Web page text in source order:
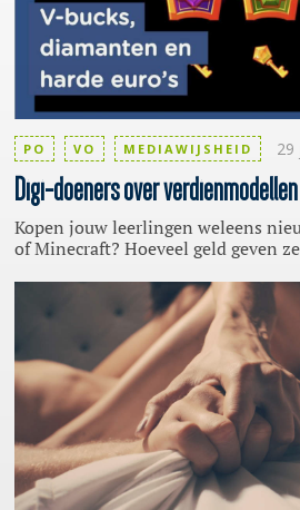
Digi-doenersoververdienmodellen
Kopen jouw leerlingen weleens
of Minecraft? Hoeveel geld geven
doeners samen.
PO VO MEDIAWIJSHEID 29